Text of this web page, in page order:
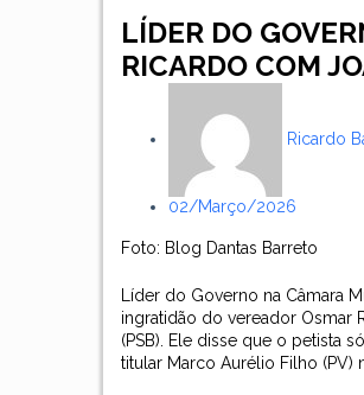
LÍDER DO
RICARDO COM
Ricardo
02/março/2026
Foto: Blog Dantas Barreto
Líder do Governo na Câmara
ingratidão do vereador Osmar
(PSB). Ele disse que o petista
titular Marco Aurélio Filho (PV)